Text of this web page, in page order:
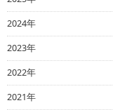
2024年
2023年
2022年
2021年